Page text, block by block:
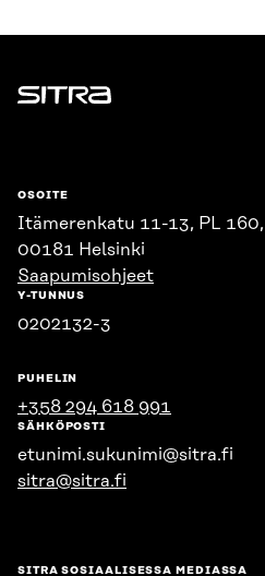
Sitra
OSOITE
Itämerenkatu 11-13, PL 160,
00181 Helsinki
Saapumisohjeet
Y-TUNNUS
0202132-3
PUHELIN
+358 294 618 991
SÄHKÖPOSTI
etunimi.sukunimi@sitra.fi
sitra@sitra.fi
SITRA SOSIAALISESSA MEDIASSA